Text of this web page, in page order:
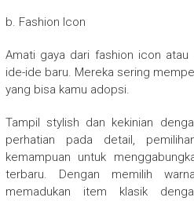
b. Fashion Icon
Amati gaya dari fashion icon atau
ide-ide baru. Mereka sering
yang bisa kamu adopsi.
Tampil stylish dan kekinian
perhatian pada detail,
kemampuan untuk
terbaru. Dengan memilih
memadukan item klasik